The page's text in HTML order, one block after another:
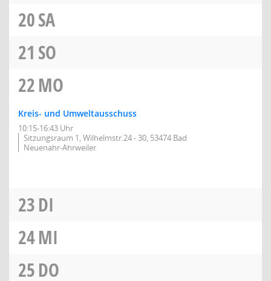
20SA
21 SO
22MO
Kreis- und Umweltausschuss
10:15-16:43 Uhr
Sitzungsraum 1, Wilhelmstr.24 - 30, 53474 Bad
Neuenahr-Ahrweiler
23DI
24MI
25DO